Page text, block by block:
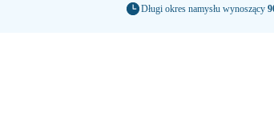
Długi okres namysłu wynoszący